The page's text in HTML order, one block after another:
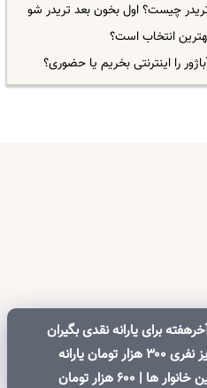
چیست؟ اول بخون بعد تریدر شو
را اینترنتی بخریم یا حضوری؟
برای یارانه نقدی بگیران
| شنبه ، واریز نفری ۳۰۰ هزار تومان یارانه
نقدی برای این خانوار ها | ۶۰۰ هزار تومان